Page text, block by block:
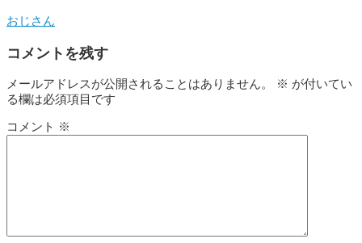
おじさん
コメントを残す
メールアドレスが公開されることはありません。 ※ が付いてい
る欄は必須項目です
コメント ※